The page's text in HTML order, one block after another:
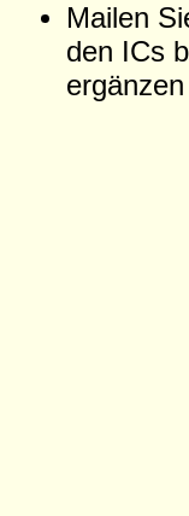
Mailen
den ICs